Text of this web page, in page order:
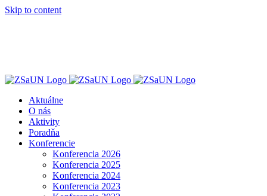
Skip to content
Aktuálne
O nás
Aktivity
Poradňa
Konferencie
Konferencia 2026
Konferencia 2025
Konferencia 2024
Konferencia 2023